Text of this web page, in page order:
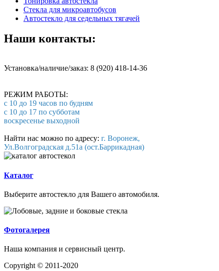
Стекла для микроавтобусов
Автостекло для седельных тягачей
Наши контакты:
Установка/наличие/заказ: 8 (920) 418-14-36
РЕЖИМ РАБОТЫ:
с 10 до 19 часов по будням
с 10 до 17 по субботам
воскресенье выходной
Найти нас можно по адресу: г. Воронеж,
Ул.Волгоградская д.51а (ост.Баррикадная)
Каталог
Выберите автостекло для Вашего автомобиля.
Фотогалерея
Наша компания и сервисный центр.
Copyright © 2011-2020